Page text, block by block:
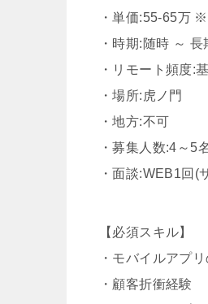
・単価:55-65万
・時期:随時 ～ 長
・リモート頻度:
・場所:虎ノ門
・地方:不可
・募集人数:4～5
・面談:WEB1回(
【必須スキル】
・モバイルアプ
・顧客折衝経験